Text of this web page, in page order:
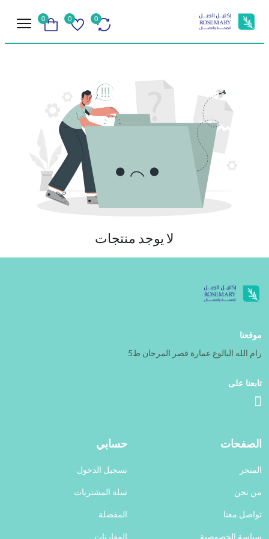
0
0
0
لا يوجد منتجات
موقعنا
رام الله البالوع عمارة قصر المرجان ط5
تابعنا على
الصفحات
المتجر
من نحن
تواصل معنا
سياسة الخصوصية
حسابي
تسجيل الدخول
سلة المشتريات
المفضلة
المقارنات